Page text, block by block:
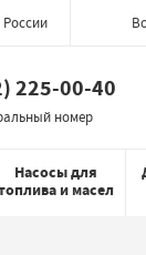
225-00-40
номер
Насосы для
и масел